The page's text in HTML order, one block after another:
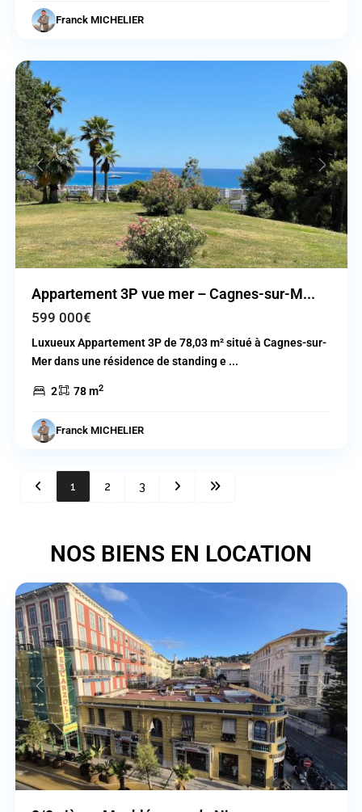
Franck MICHELIER
Cagnes
sur
Previous Next
Appartement 3P vue mer – Cagnes-sur-M...
599 000€
Luxueux Appartement 3P de 78,03 m² situé à Cagnes-sur-
Mer dans une résidence de standing e ...
2 78 m2
Franck MICHELIER
1 2 3
NOS BIENS EN LOCATION
Previous Next